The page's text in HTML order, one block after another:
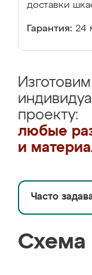
доставки
Гарантия: 24
проекту:
любые
и
Часто
Схема